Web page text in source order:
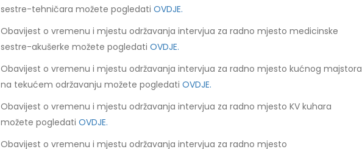
sestre-tehničara možete pogledati OVDJE.
Obavijest o vremenu i mjestu održavanja intervjua za radno mjesto medicinske
sestre-akušerke možete pogledati OVDJE.
Obavijest o vremenu i mjestu održavanja intervjua za radno mjesto kućnog majstora
na tekućem održavanju možete pogledati OVDJE.
Obavijest o vremenu i mjestu održavanja intervjua za radno mjesto KV kuhara
možete pogledati OVDJE.
Obavijest o vremenu i mjestu održavanja intervjua za radno mjesto